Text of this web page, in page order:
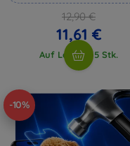
12,90 €
11,61 €
Auf Lager > 5 Stk.
-10%